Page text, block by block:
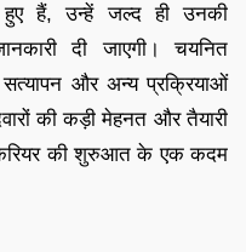
हुए हैं, उन्हें जल्द ही उनकी
दी जाएगी। चयनित
और अन्य प्रक्रियाओं
की कड़ी मेहनत और तैयारी
की शुरुआत के एक कदम